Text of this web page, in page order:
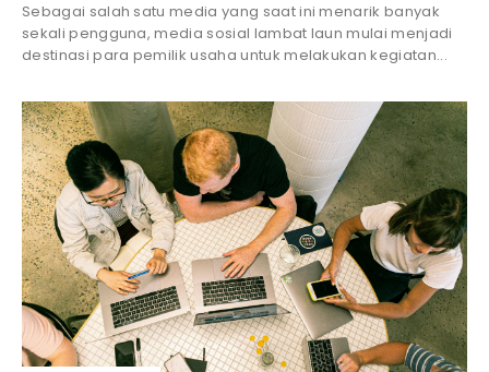
Sebagai salah satu media yang saat ini menarik banyak
sekali pengguna, media sosial lambat laun mulai menjadi
destinasi para pemilik usaha untuk melakukan kegiatan...